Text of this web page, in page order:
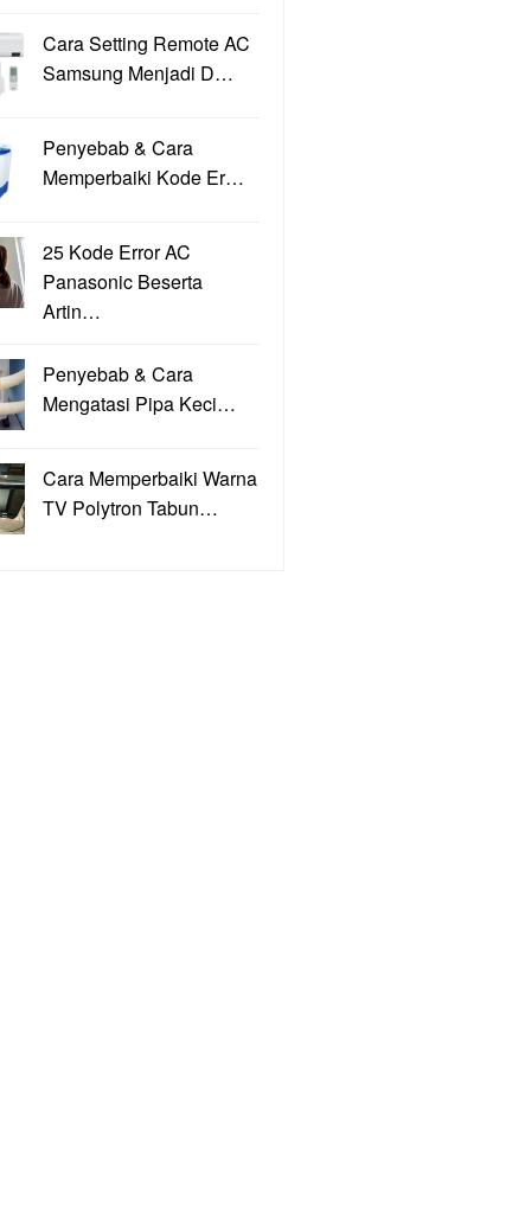
Cara Setting Remote AC
Samsung Menjadi D…
Penyebab & Cara
Memperbaiki Kode Er…
25 Kode Error AC
Panasonic Beserta
Artin…
Penyebab & Cara
Mengatasi Pipa Keci…
Cara Memperbaiki Warna
TV Polytron Tabun…